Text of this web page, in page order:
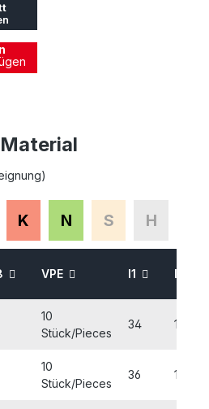
K N S H
VPE l1 l2
10
Stück/Pieces
34 12
10
Stück/Pieces
36 14